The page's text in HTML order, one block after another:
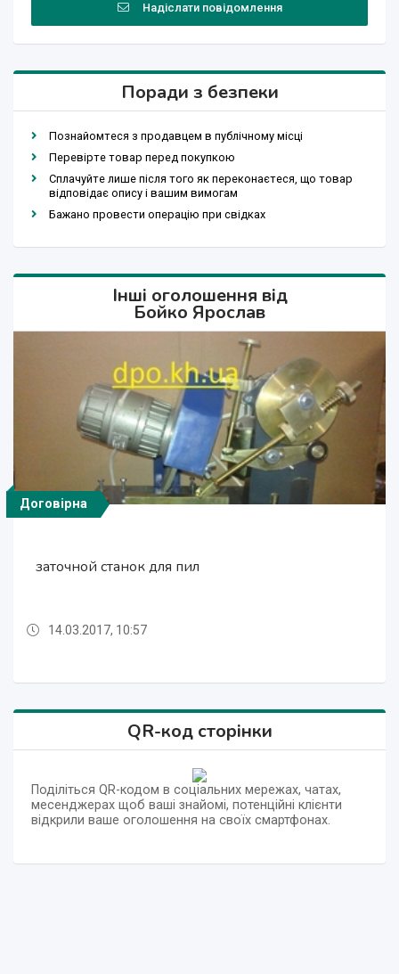
Надіслати повідомлення
Поради з безпеки
Познайомтеся з продавцем в публічному місці
Перевірте товар перед покупкою
Сплачуйте лише після того як переконаєтеся, що товар
відповідає опису і вашим вимогам
Бажано провести операцію при свідках
Інші оголошення від
Бойко Ярослав
7 000 грн.
Договірна
7 000 грн.
Договірна
заточной станок для пил
14.03.2017, 10:57
QR-код сторінки
Поділіться QR-кодом в соціальних мережах, чатах,
месенджерах щоб ваші знайомі, потенційні клієнти
відкрили ваше оголошення на своїх смартфонах.